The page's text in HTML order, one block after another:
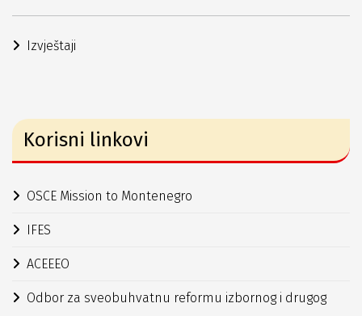
Izvještaji
Korisni linkovi
OSCE Mission to Montenegro
IFES
ACEEEO
Odbor za sveobuhvatnu reformu izbornog i drugog